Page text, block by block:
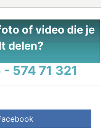
of video die je
delen?
574 71 321